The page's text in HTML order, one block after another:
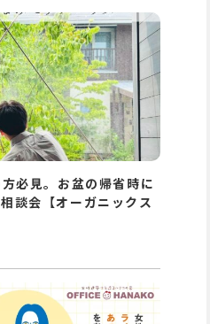
必見。お盆の帰省時に
談会【オーガニックス